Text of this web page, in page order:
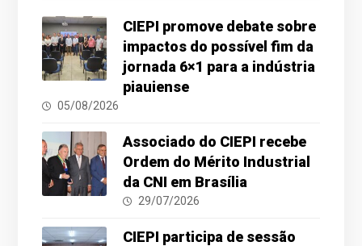
CIEPI promove debate sobre
impactos do possível fim da
jornada 6×1 para a indústria
piauiense
05/08/2026
Associado do CIEPI recebe
Ordem do Mérito Industrial
da CNI em Brasília
29/07/2026
CIEPI participa de sessão